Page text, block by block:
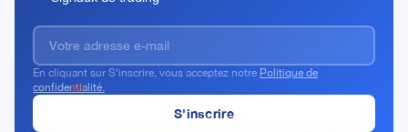
PRIX ACTUEL
$0.1552
1H
En cliquant sur S'inscrire, vous acceptez notre Politique de
confidentialité.